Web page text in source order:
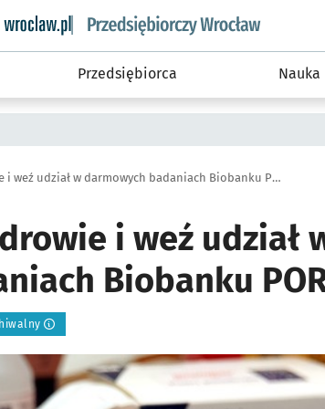
informacyjny wroclaw.pl podserwis:
Przedsiębiorca Nauka
Zadbaj o swoje zdrowie i weź udział w darmowych badaniach Biobanku PORT
i weź udział
Biobanku